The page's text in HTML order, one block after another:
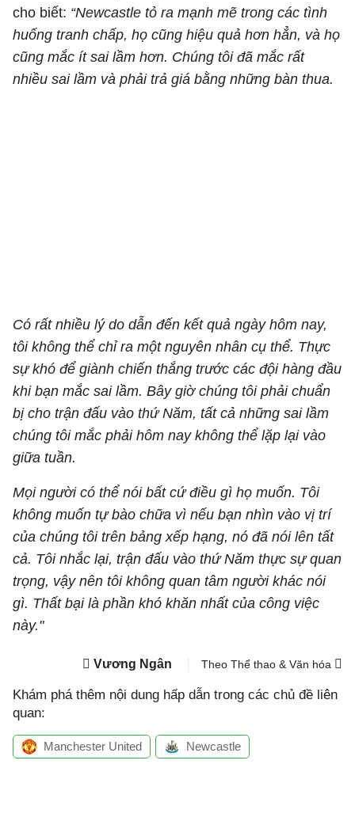
cho biết: “Newcastle tỏ ra mạnh mẽ trong các tình
huống tranh chấp, họ cũng hiệu quả hơn hẳn, và họ
cũng mắc ít sai lầm hơn. Chúng tôi đã mắc rất
nhiều sai lầm và phải trả giá bằng những bàn thua.
Có rất nhiều lý do dẫn đến kết quả ngày hôm nay,
tôi không thể chỉ ra một nguyên nhân cụ thể. Thực
sự khó để giành chiến thắng trước các đội hàng đầu
khi bạn mắc sai lầm. Bây giờ chúng tôi phải chuẩn
bị cho trận đấu vào thứ Năm, tất cả những sai lầm
chúng tôi mắc phải hôm nay không thể lặp lại vào
giữa tuần.
Mọi người có thể nói bất cứ điều gì họ muốn. Tôi
không muốn tự bào chữa vì nếu bạn nhìn vào vị trí
của chúng tôi trên bảng xếp hạng, nó đã nói lên tất
cả. Tôi nhắc lại, trận đấu vào thứ Năm thực sự quan
trọng, vậy nên tôi không quan tâm người khác nói
gì. Thất bại là phần khó khăn nhất của công việc
này."
Vương Ngân Theo Thể thao & Văn hóa
Khám phá thêm nội dung hấp dẫn trong các chủ đề liên
quan:
Manchester United Newcastle